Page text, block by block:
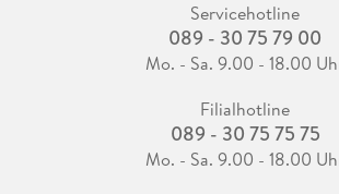
Servicehotline
089 - 30 75 79 00
Mo. - Sa. 9.00 - 18.00
Filialhotline
089 - 30 75 75 75
Mo. - Sa. 9.00 - 18.00